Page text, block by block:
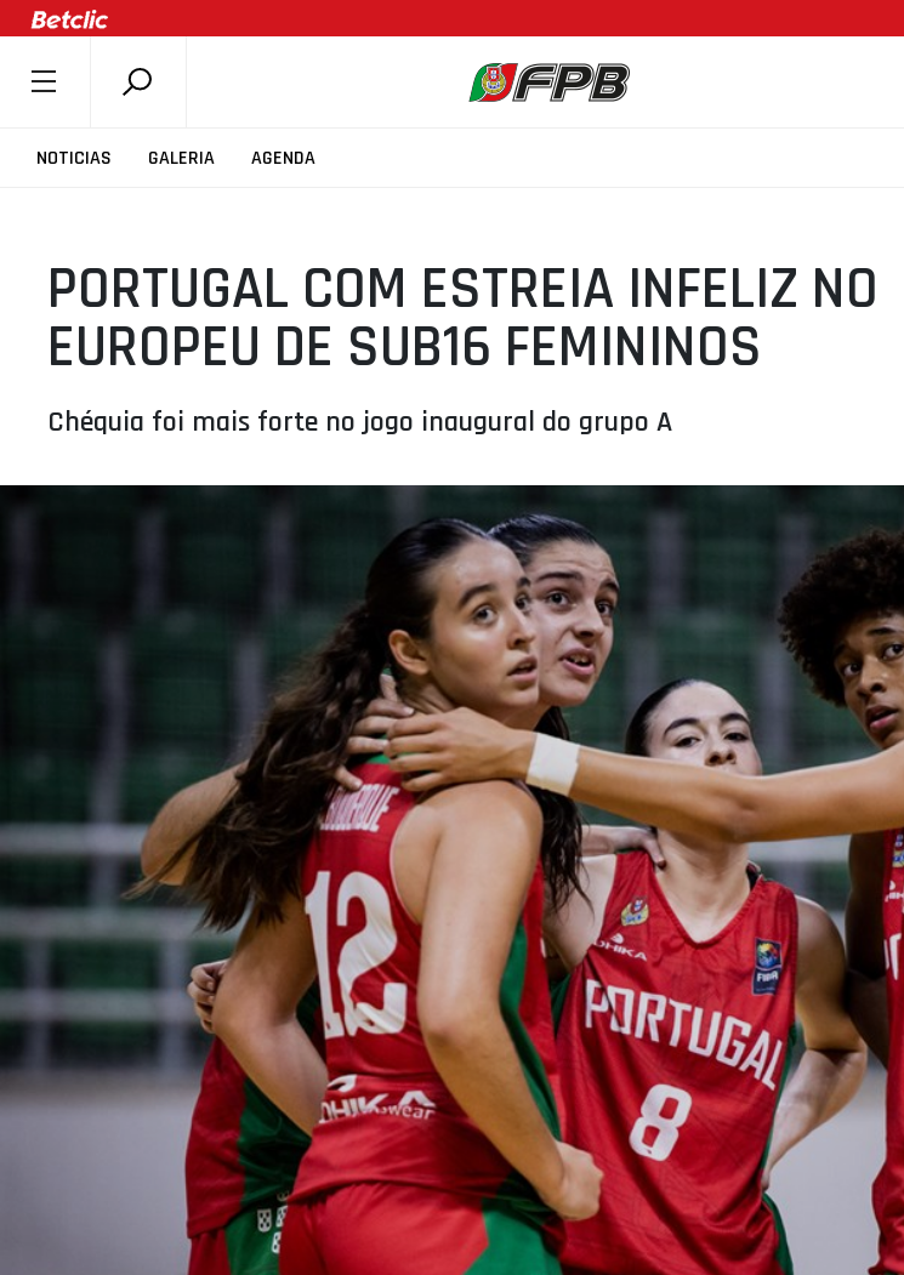
NOTICIAS GALERIA AGENDA
SOBRE A FPB
COMPETIÇÕES
ASSOCIAÇÕES
CLUBES
AGENTES
AGENDA
SELEÇÕES
PROJETOS
PORTUGAL COM ESTREIA INFELIZ NO
EUROPEU DE SUB16 FEMININOS
Chéquia foi mais forte no jogo inaugural do grupo A